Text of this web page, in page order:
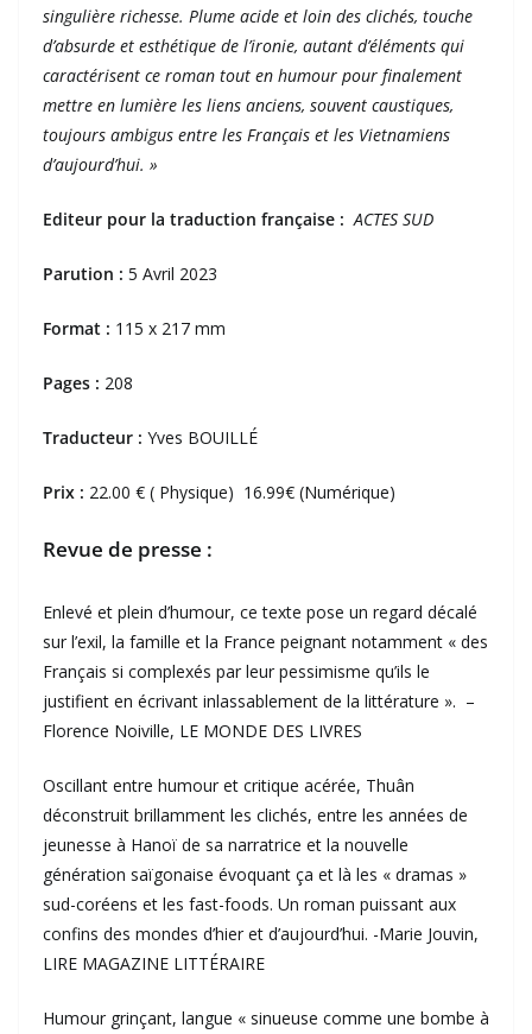
singulière richesse. Plume acide et loin des clichés, touche
d’absurde et esthétique de l’ironie, autant d’éléments qui
caractérisent ce roman tout en humour pour finalement
mettre en lumière les liens anciens, souvent caustiques,
toujours ambigus entre les Français et les Vietnamiens
d’aujourd’hui. »
Editeur pour la traduction française : ACTES SUD
Parution : 5 Avril 2023
Format : 115 x 217 mm
Pages : 208
Traducteur : Yves BOUILLÉ
Prix : 22.00 € ( Physique) 16.99€ (Numérique)
Revue de presse :
Enlevé et plein d’humour, ce texte pose un regard décalé
sur l’exil, la famille et la France peignant notamment « des
Français si complexés par leur pessimisme qu’ils le
justifient en écrivant inlassablement de la littérature ». –
Florence Noiville, LE MONDE DES LIVRES
Oscillant entre humour et critique acérée, Thuân
déconstruit brillamment les clichés, entre les années de
jeunesse à Hanoï de sa narratrice et la nouvelle
génération saïgonaise évoquant ça et là les « dramas »
sud-coréens et les fast-foods. Un roman puissant aux
confins des mondes d’hier et d’aujourd’hui. -Marie Jouvin,
LIRE MAGAZINE LITTÉRAIRE
Humour grinçant, langue « sinueuse comme une bombe à